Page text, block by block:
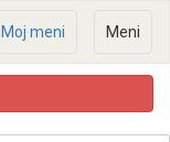
Meni
Moj meni